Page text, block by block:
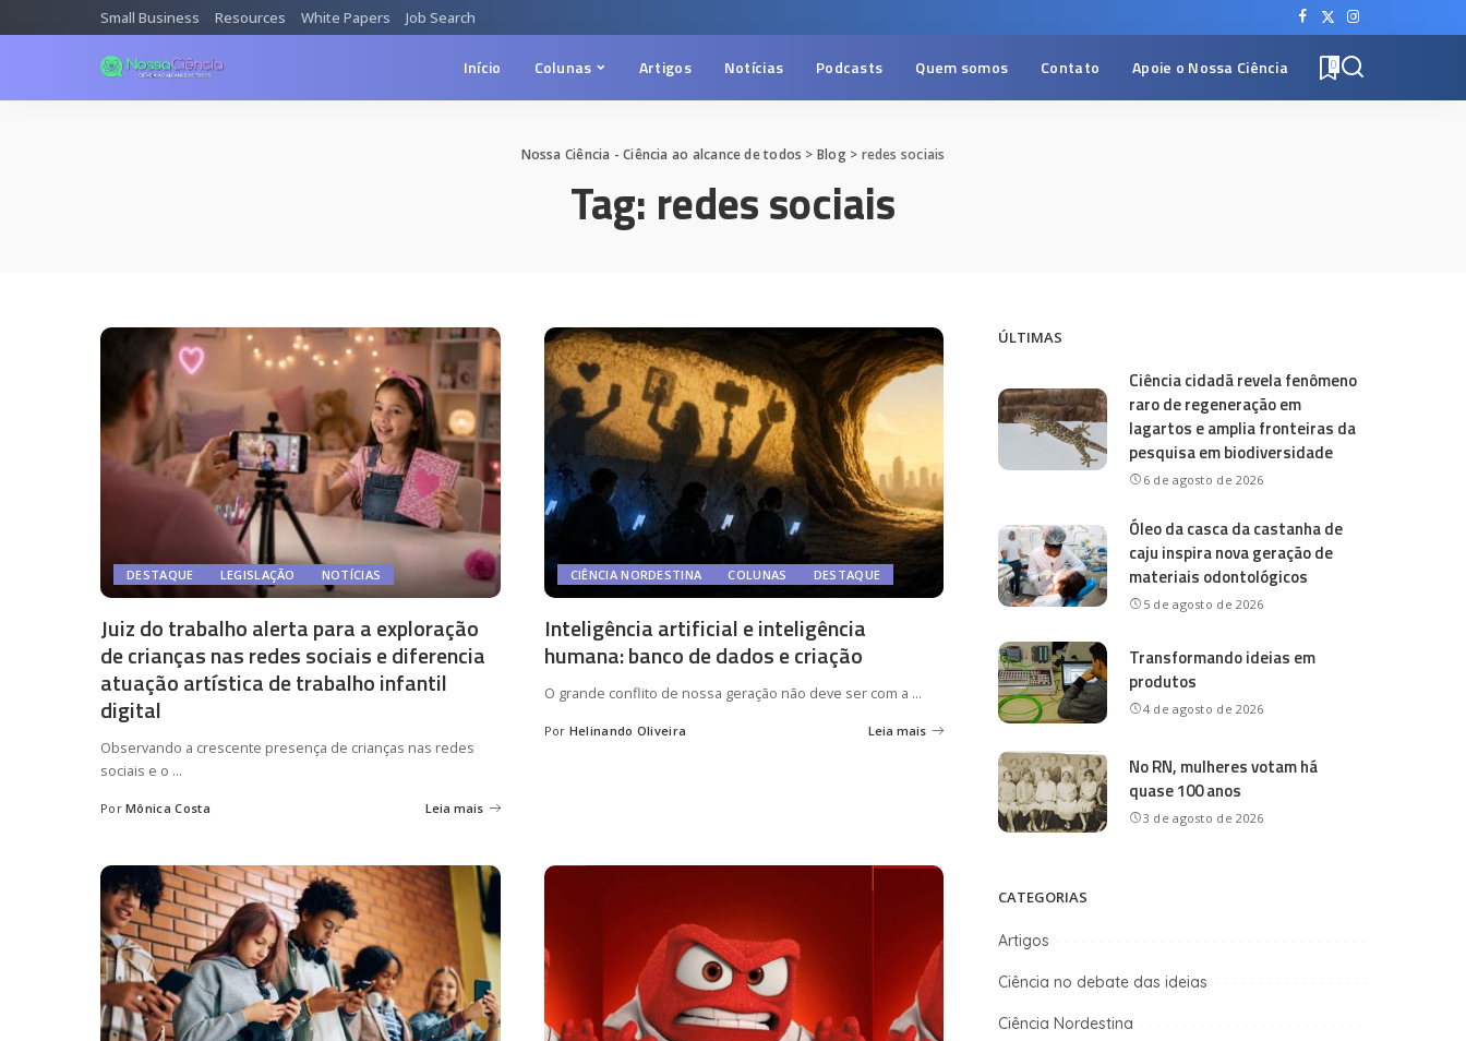
Small Business Resources White Papers Job Search
Início Colunas Artigos Notícias Podcasts Quem somos Contato Apoie o Nossa Ciência 0
Nossa Ciência - Ciência ao alcance de todos > Blog> redes sociais
Tag: redes sociais
DESTAQUE LEGISLAÇÃO NOTÍCIAS
Juiz do trabalho alerta para a exploração
de crianças nas redes sociais e diferencia
atuação artística de trabalho infantil
digital
Observando a crescente presença de crianças nas redes
sociais e o ...
Posted
Por Mônica Costa Leia mais
CIÊNCIA NORDESTINA COLUNAS DESTAQUE
Inteligência artificial e inteligência
humana: banco de dados e criação
O grande conflito de nossa geração não deve ser com a ...
Posted
Por Helinando Oliveira Leia mais
ÚLTIMAS
Ciência cidadã revela fenômeno
raro de regeneração em
lagartos e amplia fronteiras da
pesquisa em biodiversidade
6 de agosto de 2026
Óleo da casca da castanha de
caju inspira nova geração de
materiais odontológicos
5 de agosto de 2026
Transformando ideias em
produtos
4 de agosto de 2026
No RN, mulheres votam há
quase 100 anos
3 de agosto de 2026
CATEGORIAS
Artigos
Ciência no debate das ideias
Ciência Nordestina